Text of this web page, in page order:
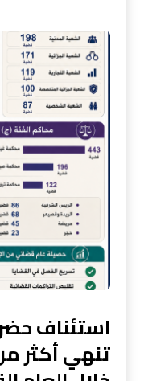
استئناف
تنهي أكثر